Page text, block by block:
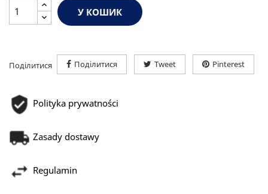
У КОШИК
Поділитися Поділитися Tweet Pinterest
Polityka prywatności
Zasady dostawy
Regulamin